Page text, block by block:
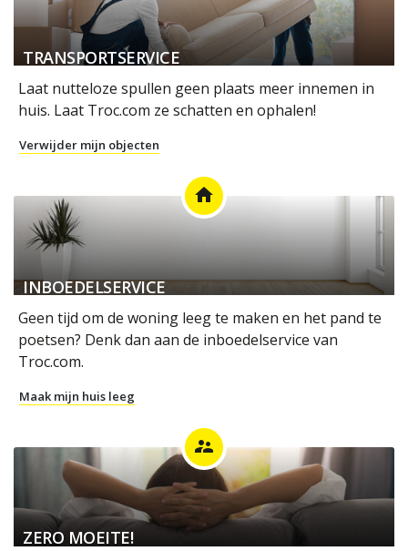
TRANSPORTSERVICE
Laat nutteloze spullen geen plaats meer innemen in
huis. Laat Troc.com ze schatten en ophalen!
Verwijder mijn objecten
home
INBOEDELSERVICE
Geen tijd om de woning leeg te maken en het pand te
poetsen? Denk dan aan de inboedelservice van
Troc.com.
Maak mijn huis leeg
supervisor_account
ZERO MOEITE!